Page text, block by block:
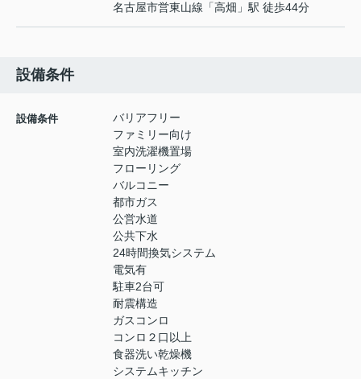
名古屋市営東山線 「高畑 」駅 徒歩44分
設備条件
設備条件
バリアフリー
ファミリー向け
室内洗濯機置場
フローリング
バルコニー
都市ガス
公営水道
公共下水
24時間換気システム
電気有
駐車2台可
耐震構造
ガスコンロ
コンロ２口以上
食器洗い乾燥機
システムキッチン